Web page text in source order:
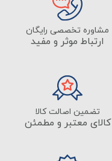
مشاوره تخصصی رایگان
ارتباط موثر و مفید
تضمین اصالت کالا
کالای معتبر و مطمئن